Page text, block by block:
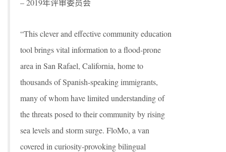
– 2019年评审委员会
“This clever and effective community education
tool brings vital information to a flood-prone
area in San Rafael, California, home to
thousands of Spanish-speaking immigrants,
many of whom have limited understanding of
the threats posed to their community by rising
sea levels and storm surge. FloMo, a van
covered in curiosity-provoking bilingual